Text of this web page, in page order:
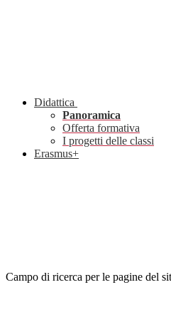
Didattica
Panoramica
Offerta formativa
I progetti delle classi
Erasmus+
Campo di ricerca per le pagine del